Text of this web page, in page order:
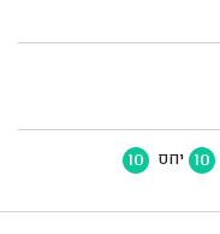
10 יחס 10